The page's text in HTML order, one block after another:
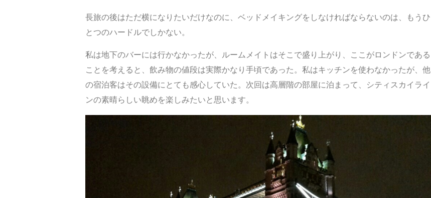
長旅の後はただ横になりたいだけなのに、ベッドメイキングをしなければならないのは、もうひ
とつのハードルでしかない。
私は地下のバーには行かなかったが、ルームメイトはそこで盛り上がり、ここがロンドンである
ことを考えると、飲み物の値段は実際かなり手頃であった。私はキッチンを使わなかったが、他
の宿泊客はその設備にとても感心していた。次回は高層階の部屋に泊まって、シティスカイライ
ンの素晴らしい眺めを楽しみたいと思います。